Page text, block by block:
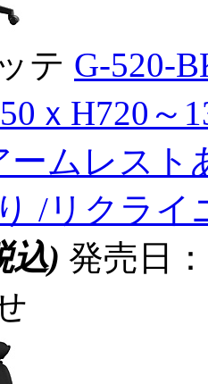
テ G-520-
ｘH720～
ームレス
/リクライ
込) 発売日